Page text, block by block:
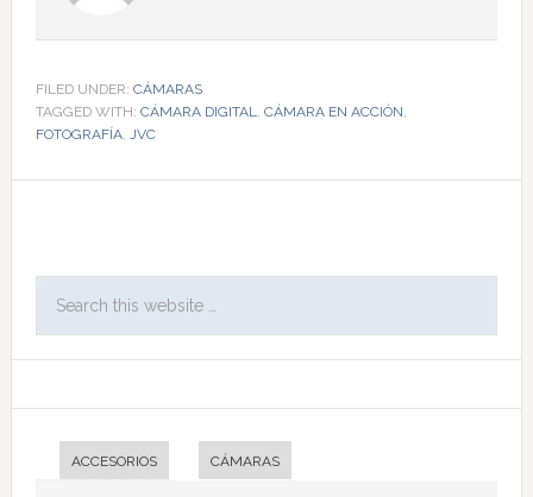
FILED UNDER: CÁMARAS
TAGGED WITH: CÁMARA DIGITAL, CÁMARA EN ACCIÓN,
FOTOGRAFÍA, JVC
ACCESORIOS CÁMARAS